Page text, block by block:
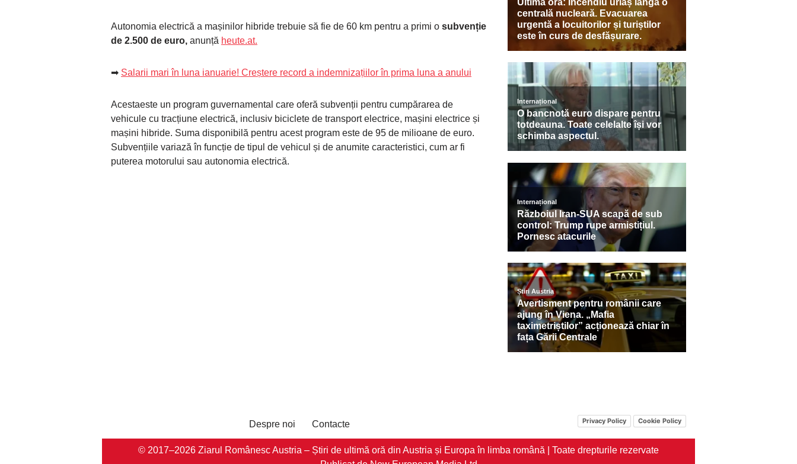
Autonomia electrică a mașinilor hibride trebuie să fie de 60 km pentru a primi o subvenție
de 2.500 de euro, anunță heute.at.
➡ Salarii mari în luna ianuarie! Creștere record a indemnizațiilor în prima luna a anului
Acestaeste un program guvernamental care oferă subvenții pentru cumpărarea de
vehicule cu tracțiune electrică, inclusiv biciclete de transport electrice, mașini electrice și
mașini hibride. Suma disponibilă pentru acest program este de 95 de milioane de euro.
Subvențiile variază în funcție de tipul de vehicul și de anumite caracteristici, cum ar fi
puterea motorului sau autonomia electrică.
Despre noi Contacte Privacy Policy Cookie Policy
© 2017–2026 Ziarul Românesc Austria – Știri de ultimă oră din Austria și Europa în limba română | Toate drepturile rezervate